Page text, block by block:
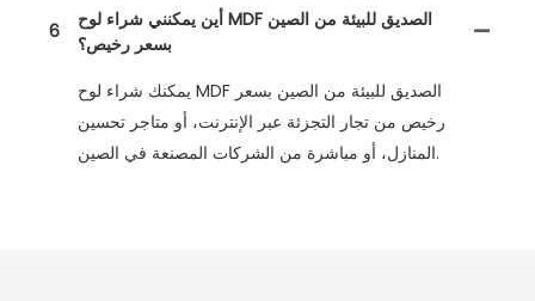
6
أين يمكنني شراء لوح MDF الصديق للبيئة من الصين
بسعر رخيص؟
يمكنك شراء لوح MDF الصديق للبيئة من الصين بسعر
رخيص من تجار التجزئة عبر الإنترنت، أو متاجر تحسين
المنازل، أو مباشرة من الشركات المصنعة في الصين.